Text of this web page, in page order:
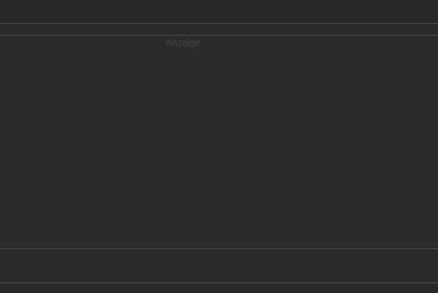
Anzeige